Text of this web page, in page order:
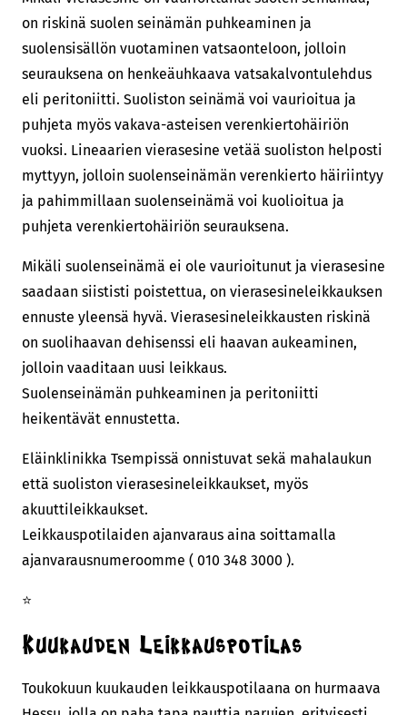
on riskinä suolen seinämän puhkeaminen ja
suolensisällön vuotaminen vatsaonteloon, jolloin
seurauksena on henkeäuhkaava vatsakalvontulehdus
eli peritoniitti. Suoliston seinämä voi vaurioitua ja
puhjeta myös vakava-asteisen verenkiertohäiriön
vuoksi. Lineaarien vierasesine vetää suoliston helposti
myttyyn, jolloin suolenseinämän verenkierto häiriintyy
ja pahimmillaan suolenseinämä voi kuolioitua ja
puhjeta verenkiertohäiriön seurauksena.
Mikäli suolenseinämä ei ole vaurioitunut ja vierasesine
saadaan siististi poistettua, on vierasesineleikkauksen
ennuste yleensä hyvä. Vierasesineleikkausten riskinä
on suolihaavan dehisenssi eli haavan aukeaminen,
jolloin vaaditaan uusi leikkaus.
Suolenseinämän puhkeaminen ja peritoniitti
heikentävät ennustetta.
Eläinklinikka Tsempissä onnistuvat sekä mahalaukun
että suoliston vierasesineleikkaukset, myös
akuuttileikkaukset.
Leikkauspotilaiden ajanvaraus aina soittamalla
ajanvarausnumeroomme ( 010 348 3000 ).
⭐
Kuukauden Leikkauspotilas
Toukokuun kuukauden leikkauspotilaana on hurmaava